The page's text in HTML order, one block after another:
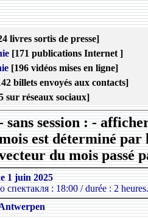
livres sortis de presse]
[171 publications Internet ]
[196 vidéos mises en ligne]
billets envoyés aux contacts]
sur réseaux sociaux]
sans session : -
est déterminé
du mois passé
1 juin 2025
: 18:00 / durée : 2 heures.